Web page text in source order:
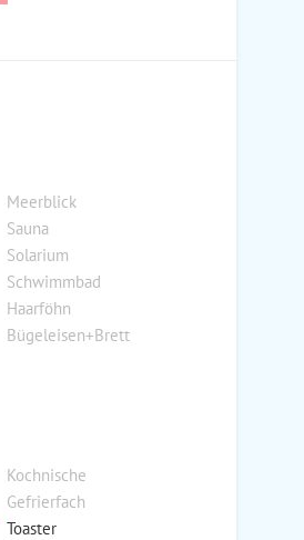
Meerblick
Sauna
Solarium
Schwimmbad
Haarföhn
Bügeleisen+Brett
Kochnische
Gefrierfach
Toaster